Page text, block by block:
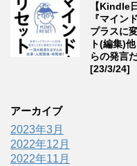
【Kindle
『マイ
プラスに
ト(編集)
らの発言
[23/3/24]
アーカイブ
2023年3月
2022年12月
2022年11月